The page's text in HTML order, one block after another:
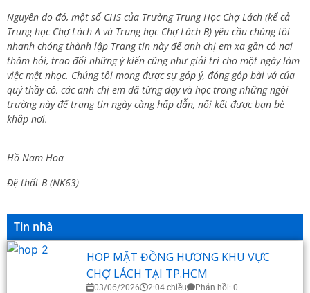
Nguyên do đó, một số CHS của Trường Trung Học Chợ Lách (kể cả
Trung học Chợ Lách A và Trung học Chợ Lách B) yêu cầu chúng tôi
nhanh chóng thành lập Trang tin này để anh chị em xa gần có nơi
thăm hỏi, trao đổi những ý kiến cũng như giải trí cho một ngày làm
việc mệt nhọc. Chúng tôi mong được sự góp ý, đóng góp bài vở của
quý thầy cô, các anh chị em đã từng dạy và học trong những ngôi
trường này để trang tin ngày càng hấp dẫn, nối kết được bạn bè
khắp nơi.
Hồ Nam Hoa
Đệ thất B (NK63)
Tin nhà
HOP MẶT ĐỒNG HƯƠNG KHU VỰC
CHỢ LÁCH TẠI TP.HCM
03/06/2026 2:04 chiều Phản hồi: 0